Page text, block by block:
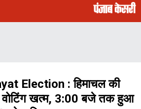
Election : हिमाचल की
वोटिंग खत्म, 3:00 बजे तक हुआ